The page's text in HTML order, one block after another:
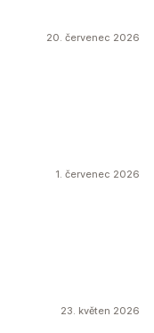
20. červenec 2026
1. červenec 2026
23. květen 2026